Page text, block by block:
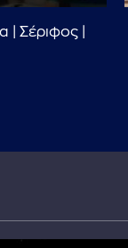
Σέριφος |